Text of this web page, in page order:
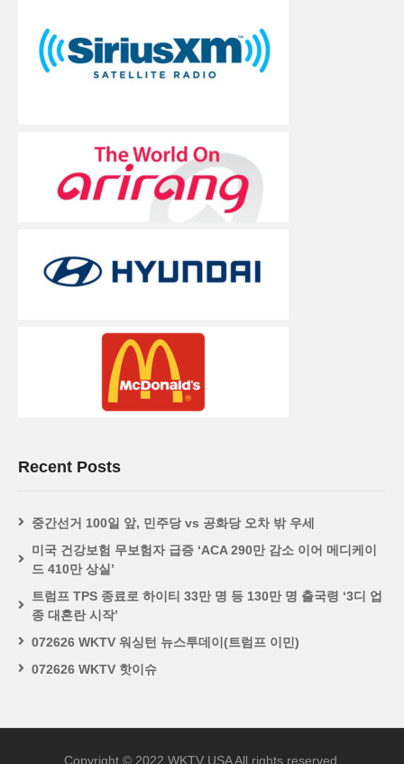
Recent Posts
중간선거 100일 앞, 민주당 vs 공화당 오차 밖 우세
미국 건강보험 무보험자 급증 ‘ACA 290만 감소 이어 메디케이
드 410만 상실’
트럼프 TPS 종료로 하이티 33만 명 등 130만 명 출국령 ‘3디 업
종 대혼란 시작’
072626 WKTV 워싱턴 뉴스투데이(트럼프 이민)
072626 WKTV 핫이슈
Copyright © 2022 WKTV USA All rights reserved.